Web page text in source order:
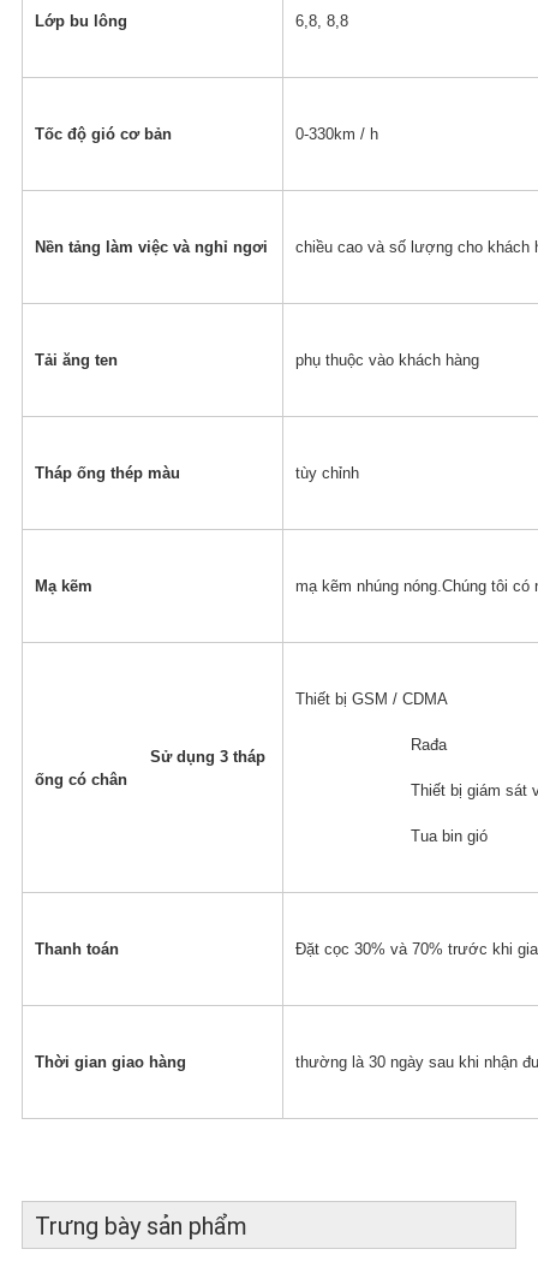
Lớp bu lông 6,8, 8,8
Tốc độ gió cơ bản 0-330km / h
Nền tảng làm việc và nghỉ ngơi chiều cao và số lượng cho khách
Tải ăng ten phụ thuộc vào khách hàng
Tháp ống thép màu tùy chỉnh
Mạ kẽm mạ kẽm nhúng nóng.Chúng tôi
Sử dụng 3 tháp
ống có chân
Thiết bị GSM / CDMA
			Rađa
Thiết bị giám sát
			Tua bin gió
Thanh toán Đặt cọc 30% và 70% trước khi
Thời gian giao hàng thường là 30 ngày sau khi nhận
Trưng bày sản phẩm